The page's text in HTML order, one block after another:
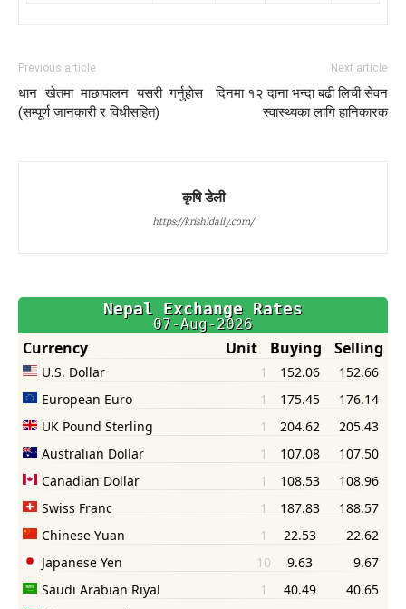
Previous article
धान खेतमा माछापालन यसरी गर्नुहाेस
(सम्पूर्ण जानकारी र विधीसहित)
Next article
दिनमा १२ दाना भन्दा बढी लिची सेवन
स्वास्थ्यका लागि हानिकारक
कृषि डेली
https://krishidaily.com/